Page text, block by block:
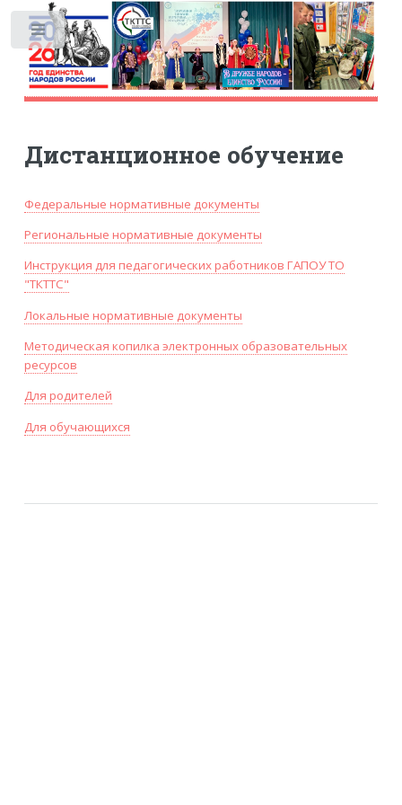
Дистанционное обучение
Федеральные нормативные документы
Региональные нормативные документы
Инструкция для педагогических работников ГАПОУ ТО
"ТКТТС"
Локальные нормативные документы
Методическая копилка электронных образовательных
ресурсов
Для родителей
Для обучающихся
Toggle